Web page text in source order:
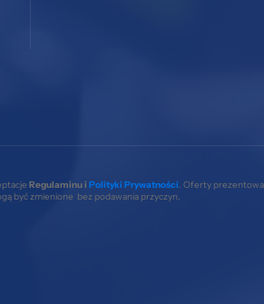
Regulaminu i Polityki Prywatności. Oferty
być zmienione bez podawania przyczyn.